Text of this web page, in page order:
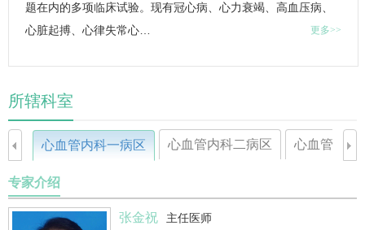
题在内的多项临床试验。现有冠心病、心力衰竭、高血压病、
心脏起搏、心律失常心…
更多>>
所辖科室
心血管内科一病区 心血管内科二病区 心血管内科
专家介绍
张金祝
主任医师